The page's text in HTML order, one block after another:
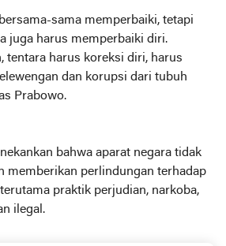
sama memperbaiki, tetapi
juga harus memperbaiki diri.
tentara harus koreksi diri, harus
dan korupsi dari tubuh
Prabowo.
bahwa aparat negara tidak
memberikan perlindungan terhadap
praktik perjudian, narkoba,
ilegal.